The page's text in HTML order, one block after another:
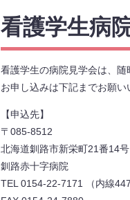
看護学生病
看護学生の病院見学会は、随
お申し込みは下記までお願い
【申込先】
〒085-8512
北海道釧路市新栄町21番14号
釧路赤十字病院
TEL 0154-22-7171 （内線